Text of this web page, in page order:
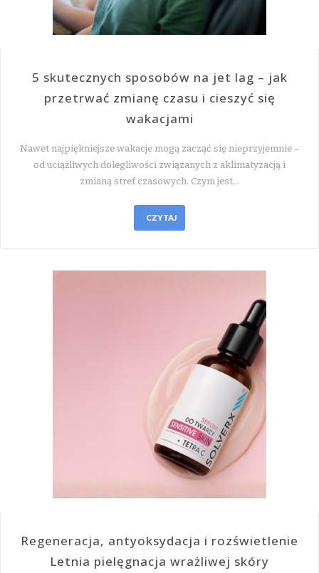
5 skutecznych sposobów na jet lag – jak
przetrwać zmianę czasu i cieszyć się
wakacjami
Nawet najpiękniejsze wakacje mogą zacząć się nieprzyjemnie –
od uciążliwych dolegliwości związanych z aklimatyzacją i
zmianą stref czasowych. Czym jest…
CZYTAJ
Regeneracja, antyoksydacja i rozświetlenie
Letnia pielęgnacja wrażliwej skóry